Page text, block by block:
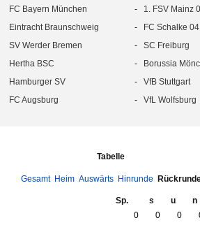
FC Bayern München - 1. FSV Mainz
Eintracht Braunschweig - FC Schalke 04
SV Werder Bremen - SC Freiburg
Hertha BSC - Borussia
Hamburger SV - VfB Stuttgart
FC Augsburg - VfL Wolfsburg
Tabelle
Gesamt Heim Auswärts Hinrunde
Sp. s u n
0 0 0